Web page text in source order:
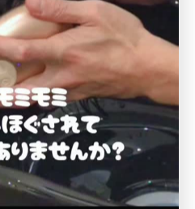
冬 十条駅 秋
スパ 静電気
オイルスパ
ル
ルヘッドスパ
エイジングケア
予約OK
子さま2人OK◎お子さん
援◎キッズカットデビュー
整髪料、暴れる、泣く
ができます。